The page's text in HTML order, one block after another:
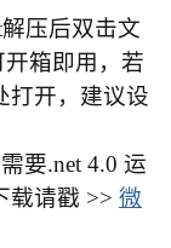
解压后双击文
开箱即用，若
打开，建议设
要.net 4.0 运
载请戳 >> 微